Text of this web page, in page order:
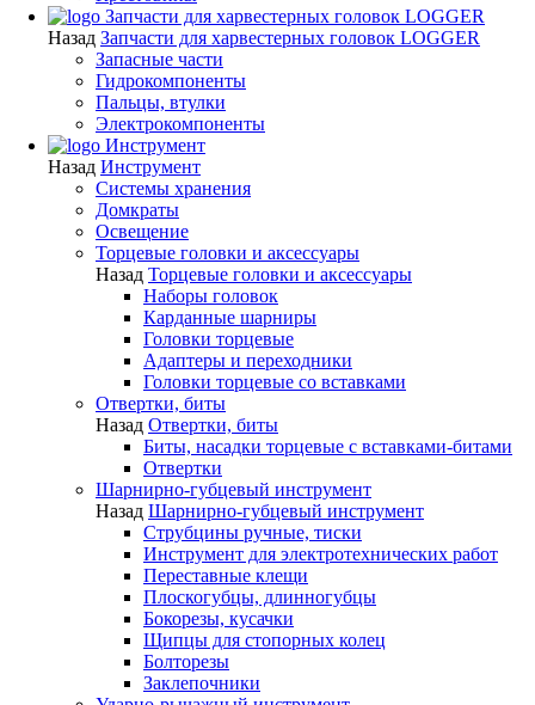
Запчасти для харвестерных головок LOGGER
Назад Запчасти для харвестерных головок LOGGER
Запасные части
Гидрокомпоненты
Пальцы, втулки
Электрокомпоненты
Инструмент
Назад Инструмент
Системы хранения
Домкраты
Освещение
Торцевые головки и аксессуары
Назад Торцевые головки и аксессуары
Наборы головок
Карданные шарниры
Головки торцевые
Адаптеры и переходники
Головки торцевые со вставками
Отвертки, биты
Назад Отвертки, биты
Биты, насадки торцевые с вставками-битами
Отвертки
Шарнирно-губцевый инструмент
Назад Шарнирно-губцевый инструмент
Струбцины ручные, тиски
Инструмент для электротехнических работ
Переставные клещи
Плоскогубцы, длинногубцы
Бокорезы, кусачки
Щипцы для стопорных колец
Болторезы
Заклепочники